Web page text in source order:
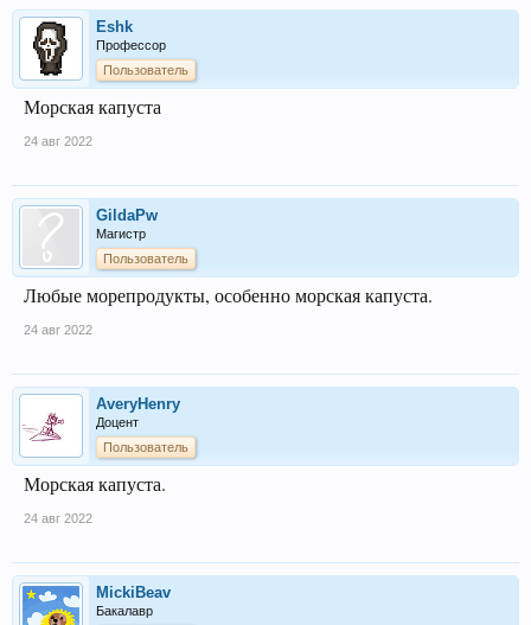
Eshk
Профессор
Пользователь
Морская капуста
24 авг 2022
GildaPw
Магистр
Пользователь
Любые морепродукты, особенно морская капуста.
24 авг 2022
AveryHenry
Доцент
Пользователь
Морская капуста.
24 авг 2022
MickiBeav
Бакалавр